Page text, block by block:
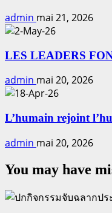
admin mai 21, 2026
LES LEADERS
admin mai 20, 2026
L’humain rejoint
admin mai 20, 2026
You may have